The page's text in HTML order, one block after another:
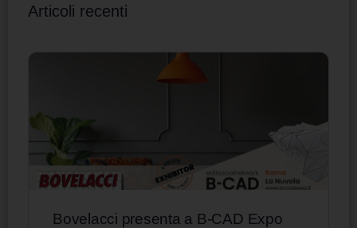
Articoli recenti
Bovelacci presenta a B-CAD Expo